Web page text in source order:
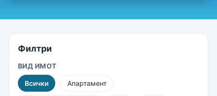
Филтри
ВИД ИМОТ
Всички Апартамент